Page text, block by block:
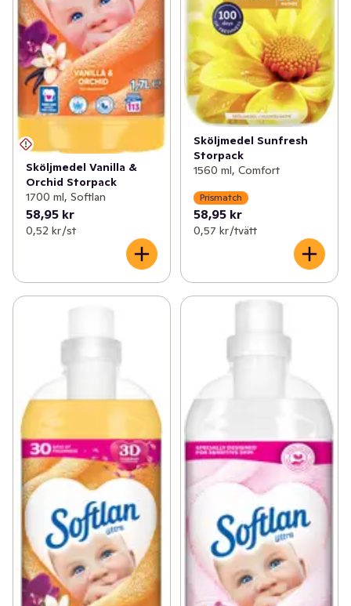
Sköljmedel Vanilla &
Orchid Storpack
1700 ml, Softlan
58,95 kr
0,52 kr /st
Sköljmedel Sunfresh
Storpack
1560 ml, Comfort
Prismatch
58,95 kr
0,57 kr /tvätt